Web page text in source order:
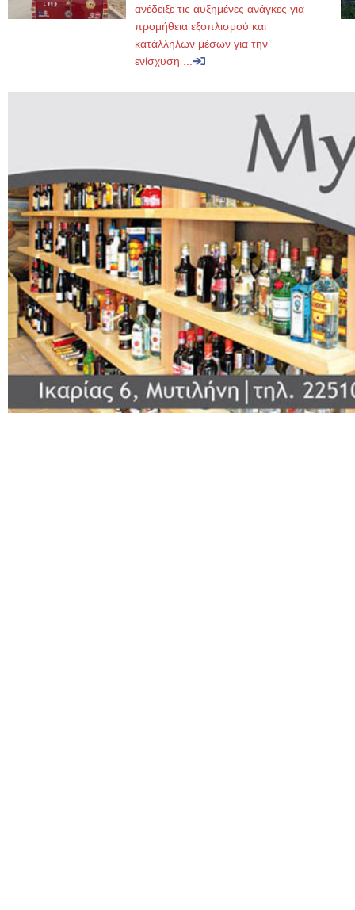
ανέδειξε τις αυξημένες ανάγκες για
προμήθεια εξοπλισμού και
κατάλληλων μέσων για την
ενίσχυση ...